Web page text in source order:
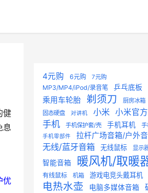
健
息
优
4元购 6元购 7元购
MP3/MP4/iPod/录音笔 乒乓底板
乘用车轮胎 剃须刀 厨房冰箱
固态硬盘
对讲机 小米 小米官
手机 手机保护套/壳 手机耳机
手机零部件 拉杆广场音箱/户外
无线/蓝牙音箱 无线鼠标 显示
智能音箱 暖风机/取暖
有线鼠标 机箱 游戏电竞头戴耳机
电热水壶 电脑多媒体音箱